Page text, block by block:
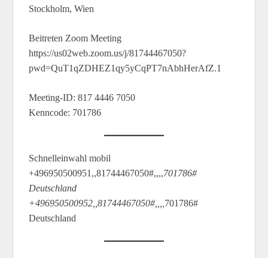
Stockholm, Wien
Beitreten Zoom Meeting
https://us02web.zoom.us/j/81744467050?
pwd=QuT1qZDHEZ1qy5yCqPT7nAbhHerAfZ.1
Meeting-ID: 817 4446 7050
Kenncode: 701786
Schnelleinwahl mobil
+496950500951,,81744467050#,,,,701786#
Deutschland
+496950500952,,81744467050#,,,, 701786#
Deutschland